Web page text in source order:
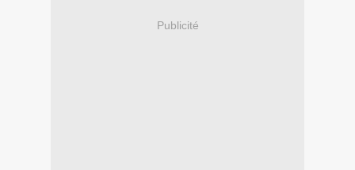
Publicité